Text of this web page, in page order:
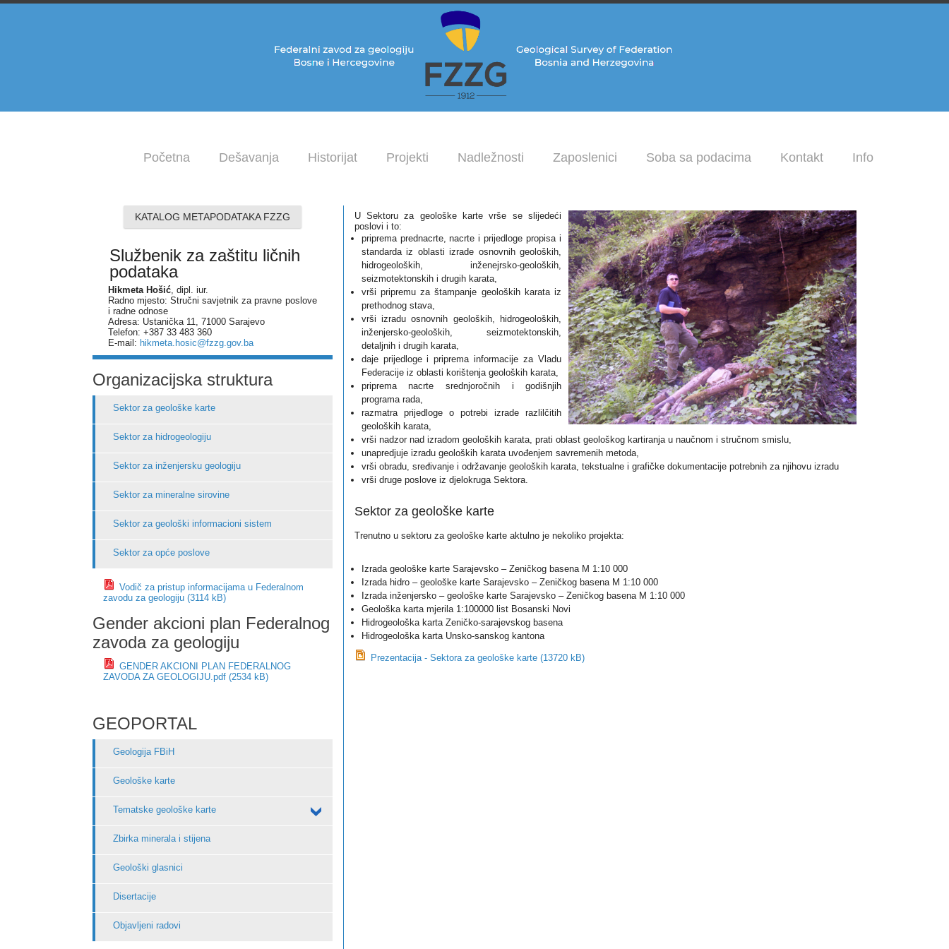
Početna Dešavanja Historijat Projekti Nadležnosti Zaposlenici Soba sa podacima Kontakt Info
U Sektoru za geološke karte vrše se slijedeći
poslovi i to:
priprema prednacrte, nacrte i prijedloge propisa i
standarda iz oblasti izrade osnovnih geoloških,
hidrogeoloških, inženejrsko-geoloških,
seizmotektonskih i drugih karata,
vrši pripremu za štampanje geoloških karata iz
prethodnog stava,
vrši izradu osnovnih geoloških, hidrogeoloških,
inženjersko-geoloških, seizmotektonskih,
detaljnih i drugih karata,
daje prijedloge i priprema informacije za Vladu
Federacije iz oblasti korištenja geoloških karata,
priprema nacrte srednjoročnih i godišnjih
programa rada,
razmatra prijedloge o potrebi izrade razlilčitih
geoloških karata,
vrši nadzor nad izradom geoloških karata, prati oblast geološkog kartiranja u naučnom i stručnom smislu,
unapredjuje izradu geoloških karata uvođenjem savremenih metoda,
vrši obradu, sređivanje i održavanje geoloških karata, tekstualne i grafičke dokumentacije potrebnih za njihovu izradu
vrši druge poslove iz djelokruga Sektora.
Sektor za geološke karte
Trenutno u sektoru za geološke karte aktulno je nekoliko projekta:
Izrada geološke karte Sarajevsko – Zeničkog basena M 1:10 000
Izrada hidro – geološke karte Sarajevsko – Zeničkog basena M 1:10 000
Izrada inženjersko – geološke karte Sarajevsko – Zeničkog basena M 1:10 000
Geološka karta mjerila 1:100000 list Bosanski Novi
Hidrogeološka karta Zeničko-sarajevskog basena
Hidrogeološka karta Unsko-sanskog kantona
Prezentacija - Sektora za geološke karte (13720 kB)
KATALOG METAPODATAKA FZZG
Službenik za zaštitu ličnih
podataka
Hikmeta Hošić, dipl. iur.
Radno mjesto: Stručni savjetnik za pravne poslove
i radne odnose
Adresa: Ustanička 11, 71000 Sarajevo
Telefon: +387 33 483 360
E-mail: hikmeta.hosic@fzzg.gov.ba
Organizacijska struktura
Sektor za geološke karte
Sektor za hidrogeologiju
Sektor za inženjersku geologiju
Sektor za mineralne sirovine
Sektor za geološki informacioni sistem
Sektor za opće poslove
Vodič za pristup informacijama u Federalnom
zavodu za geologiju (3114 kB)
Gender akcioni plan Federalnog
zavoda za geologiju
GENDER AKCIONI PLAN FEDERALNOG
ZAVODA ZA GEOLOGIJU.pdf (2534 kB)
GEOPORTAL
Geologija FBiH
Geološke karte
Tematske geološke karte
Zbirka minerala i stijena
Geološki glasnici
Disertacije
Objavljeni radovi